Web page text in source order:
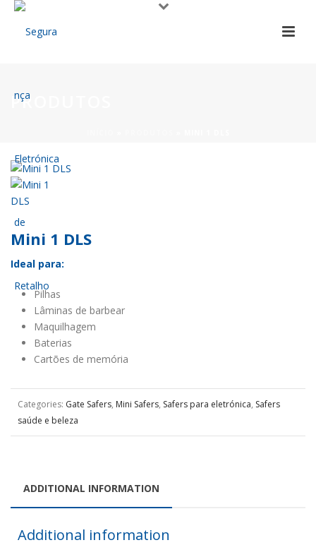
PRODUTOS
Mini 1 DLS
Ideal para:
Pilhas
Lâminas de barbear
Maquilhagem
Baterias
Cartões de memória
Categories: Gate Safers, Mini Safers, Safers para eletrónica, Safers
saúde e beleza
ADDITIONAL INFORMATION
Additional information